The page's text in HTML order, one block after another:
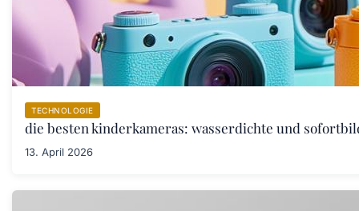
TECHNOLOGIE
die besten kinderkameras: wasserdichte und
13. April 2026